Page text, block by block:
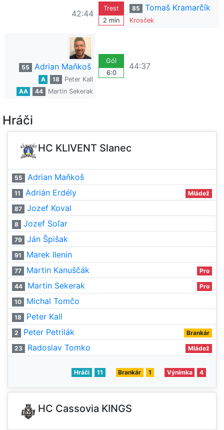
42:44
Trest
2 min
85 Tomaš Kramarčík
Krosček
55 Adrian Maňkoš
A 18
Peter Kall
AA
44 Martin Sekerak
Gól
6:0
44:37
Hráči
HC KLIVENT Slanec
55 Adrian Maňkoš
11 Adrián Erdély Mládež
87 Jozef Koval
8 Jozef Soľar
79 Ján Špišak
91 Marek Ilenin
77 Martin Kanuščák Pro
44 Martin Sekerak Pro
10 Michal Tomčo
18 Peter Kall
2 Peter Petrilák Brankár
23 Radoslav Tomko Mládež
Hráči 11 Brankár 1 Výnimka 4
HC Cassovia KINGS